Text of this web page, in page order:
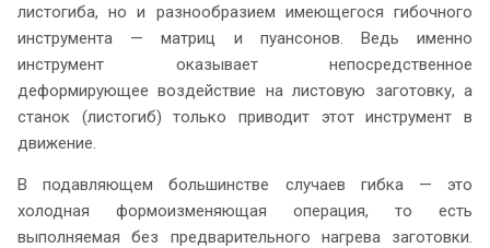
листогиба, но и разнообразием имеющегося гибочного
инструмента — матриц и пуансонов. Ведь именно
инструмент оказывает непосредственное
деформирующее воздействие на листовую заготовку, а
станок (листогиб) только приводит этот инструмент в
движение.
В подавляющем большинстве случаев гибка — это
холодная формоизменяющая операция, то есть
выполняемая без предварительного нагрева заготовки.